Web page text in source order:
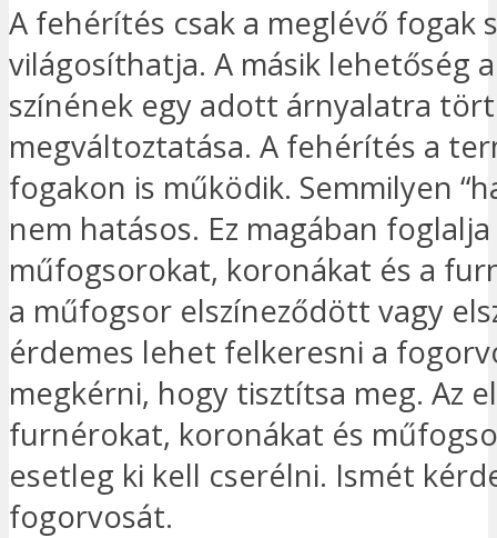
A fehérítés csak a meglévő fogak
világosíthatja. A másik lehetőség
színének egy adott árnyalatra
megváltoztatása. A fehérítés a
fogakon is működik. Semmilyen
nem hatásos. Ez magában foglalja
műfogsorokat, koronákat és a
a műfogsor elszíneződött vagy
érdemes lehet felkeresni a
megkérni, hogy tisztítsa meg. Az
furnérokat, koronákat és
esetleg ki kell cserélni. Ismét
fogorvosát.